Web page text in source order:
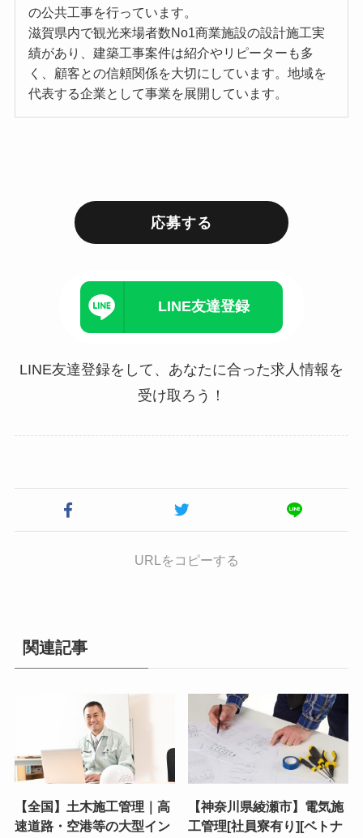
の公共工事を行っています。
滋賀県内で観光来場者数No1商業施設の設計施工実
績があり、建築工事案件は紹介やリピーターも多
く、顧客との信頼関係を大切にしています。地域を
代表する企業として事業を展開しています。
応募する
LINE友達登録
LINE友達登録をして、あなたに合った求人情報を
受け取ろう！
URLをコピーする
関連記事
【全国】土木施工管理｜高
速道路・空港等の大型イン
【神奈川県綾瀬市】電気施
工管理[社員寮有り][ベトナ